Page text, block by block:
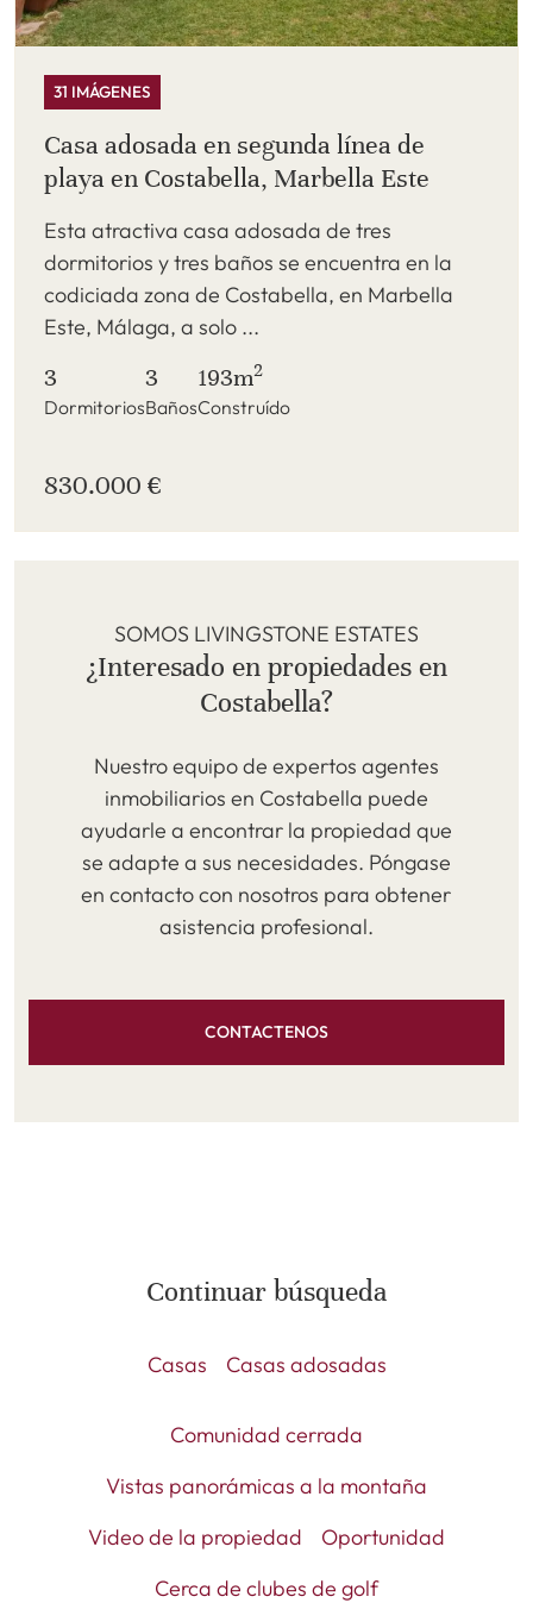
31 IMÁGENES
Casa adosada en segunda línea de
playa en Costabella, Marbella Este
Esta atractiva casa adosada de tres
dormitorios y tres baños se encuentra en la
codiciada zona de Costabella, en Marbella
Este, Málaga, a solo ...
3
Dormitorios
3
Baños
193m2
Construído
830.000 €
SOMOS LIVINGSTONE ESTATES
¿Interesado en propiedades en
Costabella?
Nuestro equipo de expertos agentes
inmobiliarios en Costabella puede
ayudarle a encontrar la propiedad que
se adapte a sus necesidades. Póngase
en contacto con nosotros para obtener
asistencia profesional.
CONTACTENOS
Continuar búsqueda
Casas Casas adosadas
Comunidad cerrada
Vistas panorámicas a la montaña
Video de la propiedad
Oportunidad
Cerca de clubes de golf